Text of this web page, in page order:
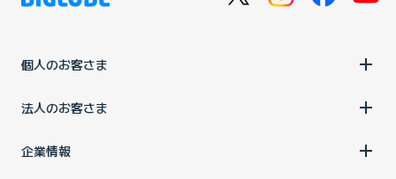
個人のお客さま
法人のお客さま
企業情報